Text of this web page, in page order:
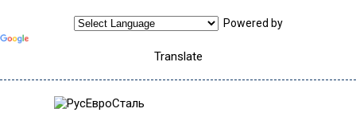
Powered by
Translate